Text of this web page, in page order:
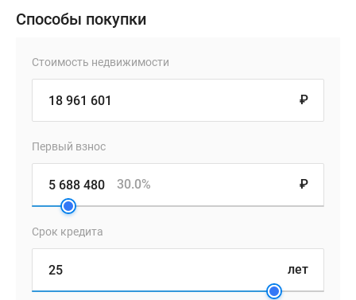
Способы покупки
Стоимость недвижимости
₽
Первый взнос
₽
30.0%
Срок кредита
лет